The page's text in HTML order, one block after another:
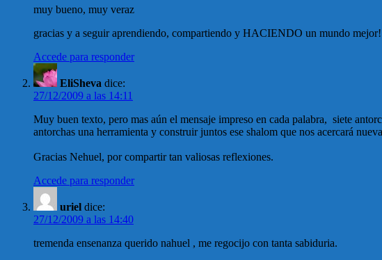
muy bueno, muy veraz
gracias y a seguir aprendiendo, compartiendo y HACIENDO un mundo mejor!
Accede para responder
EliSheva dice:
27/12/2009 a las 14:11
Muy buen texto, pero mas aún el mensaje impreso en cada palabra, siete
antorchas una herramienta y construir juntos ese shalom que nos acercará
Gracias Nehuel, por compartir tan valiosas reflexiones.
Accede para responder
uriel dice:
27/12/2009 a las 14:40
tremenda ensenanza querido nahuel , me regocijo con tanta sabiduria.